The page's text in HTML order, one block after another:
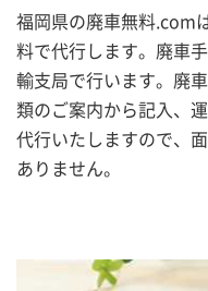
福岡県の廃車無料.com
料で代行します。廃車
輸支局で行います。廃
類のご案内から記入、
代行いたしますので、
ありません。